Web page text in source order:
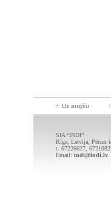
Uz augšu
SIA “INDI”
Rīga, Latvija, Pērses
t. 67226627,
Email: indi@indi.lv